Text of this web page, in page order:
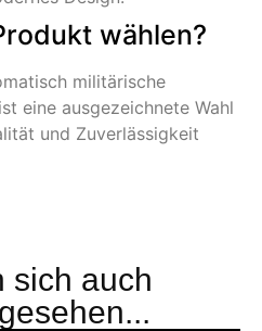
wählen?
militärische
eine ausgezeichnete Wahl
und Zuverlässigkeit
sich auch